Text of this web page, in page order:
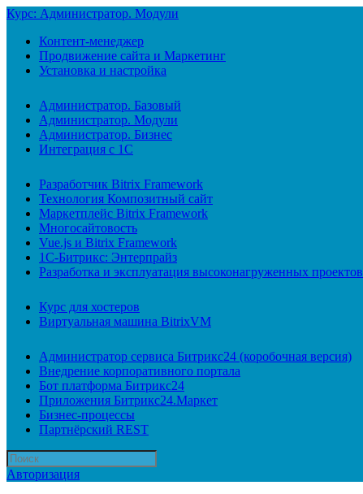
Курс: Администратор. Модули
Контент-менеджер
Продвижение сайта и Маркетинг
Установка и настройка
Администратор. Базовый
Администратор. Модули
Администратор. Бизнес
Интеграция с 1С
Разработчик Bitrix Framework
Технология Композитный сайт
Маркетплейс Bitrix Framework
Многосайтовость
Vue.js и Bitrix Framework
1С-Битрикс: Энтерпрайз
Разработка и эксплуатация высоконагруженных проектов
Курс для хостеров
Виртуальная машина BitrixVM
Администратор сервиса Битрикс24 (коробочная версия)
Внедрение корпоративного портала
Бот платформа Битрикс24
Приложения Битрикс24.Маркет
Бизнес-процессы
Партнёрский REST
Авторизация